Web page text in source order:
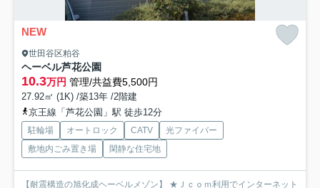
NEW
世田谷区粕谷
ヘーベル芦花公園
10.3万円 管理/共益費5,500円
27.92㎡ (1K) /築13年 /2階建
京王線「芦花公園」駅 徒歩12分
駐輪場 オートロック CATV
光ファイバー
敷地内ごみ置き場
閑静な住宅地
【耐震構造の旭化成ヘーベルメゾン】 ★Ｊｃｏｍ利用でインターネット